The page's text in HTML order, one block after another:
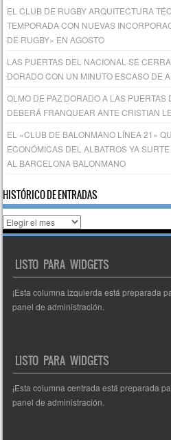
EL CLUB DE RUGBY ARQUITECTURA
TEMPORADA CON NUEVAS
DE RUGBY» EN AGOSTO
LAS PUERTAS DEL NACIONAL SE
DORADO CON UN MINUTO ESCASO DE
OLMO DE PAZ DORADO A LAS
DEBERÁ FRANQUEAR ANTE CRISTIAN
EL «CLUB DE BALONMANO LÍNEA 21»
ECONÓMICAS DEL ALBATROS YA
AL BARCELONA BALONMANO
HISTÓRICO DE ENTRADAS
Histórico
de
LISTO PARA WIDGETS
¡Esta columna izquierda está preparada
panel de administración.
LISTO PARA WIDGETS
¡Esta columna centrada está preparada
panel de administración.